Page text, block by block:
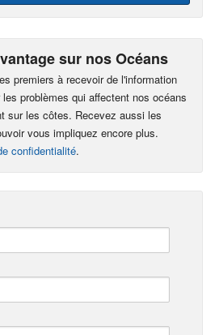
sur nos Océans
premiers à recevoir de l'information
problèmes qui affectent nos océans
sur les côtes. Recevez aussi les
vous impliquez encore plus.
confidentialité.